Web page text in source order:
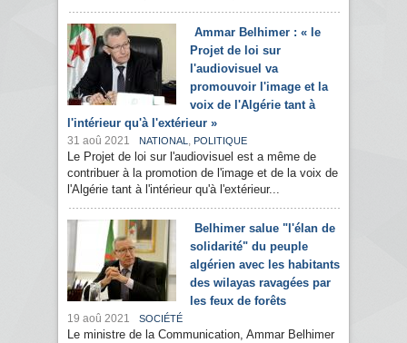
Ammar Belhimer : « le
Projet de loi sur
l'audiovisuel va
promouvoir l'image et la
voix de l'Algérie tant à
l'intérieur qu'à l'extérieur »
31 aoû 2021 NATIONAL , POLITIQUE
Le Projet de loi sur l'audiovisuel est a même de
contribuer à la promotion de l'image et de la voix de
l'Algérie tant à l'intérieur qu'à l'extérieur...
Belhimer salue "l'élan de
solidarité" du peuple
algérien avec les habitants
des wilayas ravagées par
les feux de forêts
19 aoû 2021 SOCIÉTÉ
Le ministre de la Communication, Ammar Belhimer